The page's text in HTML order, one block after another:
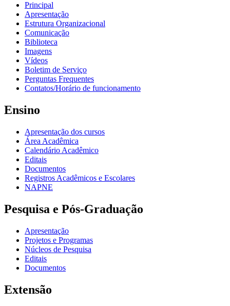
Principal
Apresentação
Estrutura Organizacional
Comunicação
Biblioteca
Imagens
Vídeos
Boletim de Serviço
Perguntas Frequentes
Contatos/Horário de funcionamento
Ensino
Apresentação dos cursos
Área Acadêmica
Calendário Acadêmico
Editais
Documentos
Registros Acadêmicos e Escolares
NAPNE
Pesquisa e Pós-Graduação
Apresentação
Projetos e Programas
Núcleos de Pesquisa
Editais
Documentos
Extensão